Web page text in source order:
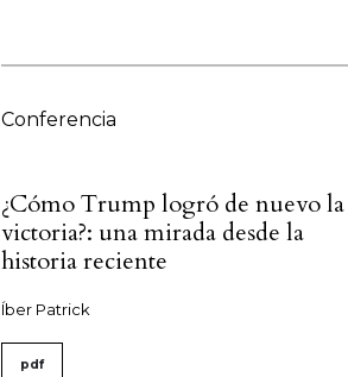
Conferencia
¿Cómo Trump logró de nuevo la
victoria?: una mirada desde la
historia reciente
Íber Patrick
pdf